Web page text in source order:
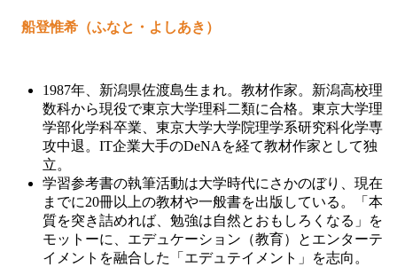
船登惟希（ふなと・よしあき）
1987年、新潟県佐渡島生まれ。教材作家。新潟高校理
数科から現役で東京大学理科二類に合格。東京大学理
学部化学科卒業、東京大学大学院理学系研究科化学専
攻中退。IT企業大手のDeNAを経て教材作家として独
立。
学習参考書の執筆活動は大学時代にさかのぼり、現在
までに20冊以上の教材や一般書を出版している。「本
質を突き詰めれば、勉強は自然とおもしろくなる」を
モットーに、エデュケーション（教育）とエンターテ
イメントを融合した「エデュテイメント」を志向。